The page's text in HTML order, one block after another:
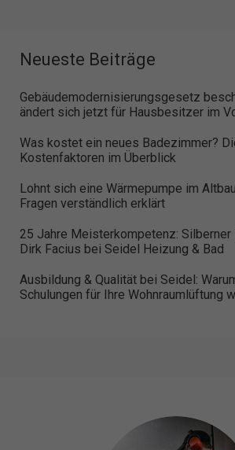
Neueste Beiträge
Gebäudemodernisierungsgesetz
ändert sich jetzt für Hausbesitzer im
Was kostet ein neues Badezimmer?
Kostenfaktoren im Überblick
Lohnt sich eine Wärmepumpe im
Fragen verständlich erklärt
25 Jahre Meisterkompetenz:
Dirk Facius bei Seidel Heizung & Bad
Ausbildung & Qualität bei Seidel:
Schulungen für Ihre Wohnraumlüftung